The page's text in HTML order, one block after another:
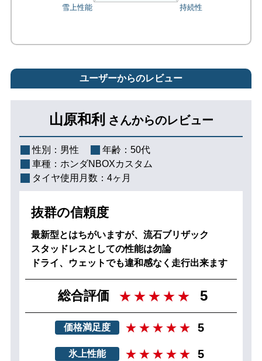
ユーザーからのレビュー
山原和利 さんからのレビュー
性別： 男性 年齢： 50代
車種： ホンダNBOXカスタム
タイヤ使用月数： 4ヶ月
抜群の信頼度
最新型とはちがいますが、流石ブリザック
スタッドレスとしての性能は勿論
ドライ、ウェットでも違和感なく走行出来ます
総合評価 5
価格満足度 5
氷上性能 5